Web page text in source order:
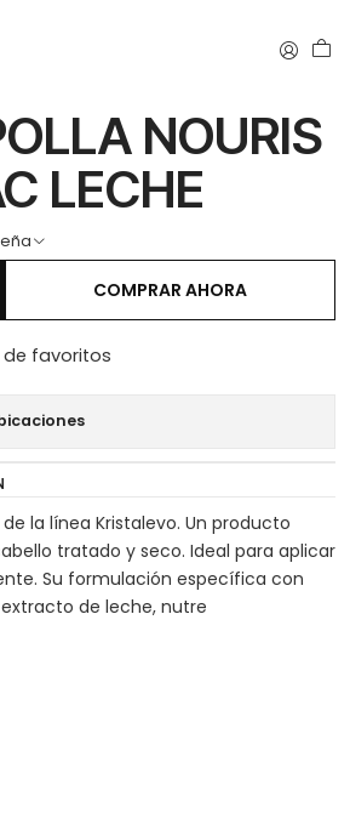
NOURIS
LECHE
COMPRAR AHORA
favoritos
la línea Kristalevo. Un producto
tratado y seco. Ideal para aplicar
Su formulación específica con
de leche, nutre